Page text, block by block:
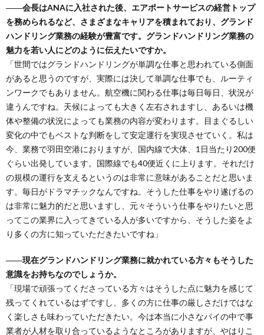
――会長はANAに入社された後、エアポートサービスの経営トップ
を務められるなど、さまざまなキャリアを積まれており、グランド
ハンドリング業務の経験が豊富です。グランドハンドリング業務の
魅力を若い人にどのように伝えたいですか。
「世間ではグランドハンドリングが単調な仕事と思われている側面
があると思うのですが、実際には決して単調な仕事でも、ルーティ
ンワークでもありません。航空機に関わる仕事は毎日毎日、状況が
違うんですね。天候によっても大きく左右されますし、あるいは機
体や整備の状況によっても業務の内容が変わります。目まぐるしい
変化の中でもベストな判断をして安定運行を実現させていく。私は
今、業務で羽田空港におりますが、国内線で大体、1日当たり200便
ぐらい出発しています。国際線でも40便近くに上ります。それだけ
の規模の運行を支えるというのは非常に意味があることだと思いま
す。毎日がドラマチックなんですね。そうした仕事をやり遂げるの
は非常に魅力的だと思いますし、元々そういう仕事をやりたいと思
ってこの業界に入ってきている人が多いですから、そうした姿をよ
り多くの方に知っていただきたいですね」
――現在グランドハンドリング業務に就かれている方々もそうした
意識をお持ちなのでしょうか。
「現場で頑張ってくださっている方々はそうした点に魅力を感じて
残ってくれているはずですし、多くの方に仕事の厳しさだけではな
く楽しさも味わっていただきたい。今は本当に小さなパイの中で事
業者が人材を取り合っているようなところがありますが、やはりこ